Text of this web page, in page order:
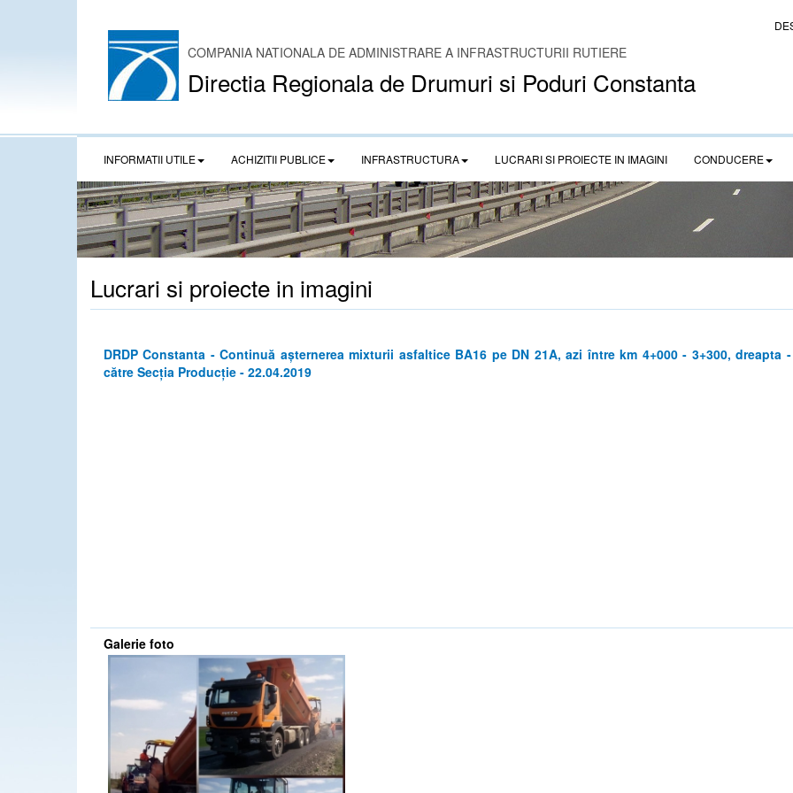
COMPANIA NATIONALA DE ADMINISTRARE A INFRASTRUCTURII RUTIERE
Directia Regionala de Drumuri si Poduri Constanta
INFORMATII UTILE ACHIZITII PUBLICE INFRASTRUCTURA LUCRARI SI PROIECTE IN IMAGINI CONDUCERE
Lucrari si proiecte in imagini
DRDP Constanta - Continuă așternerea mixturii asfaltice BA16 pe DN 21A, azi între km 4+000 - 3+300, dreapta
către Secția Producție - 22.04.2019
Galerie foto